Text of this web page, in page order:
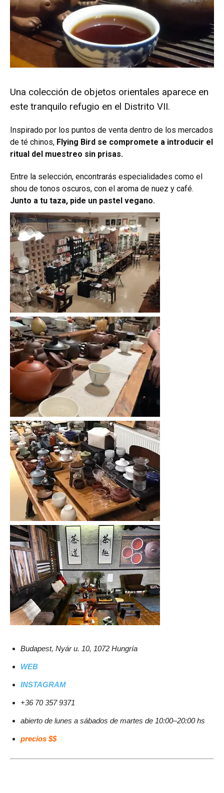
Una colección de objetos orientales aparece en
este tranquilo refugio en el Distrito VII.
Inspirado por los puntos de venta dentro de los mercados
de té chinos, Flying Bird se compromete a introducir el
ritual del muestreo sin prisas.
Entre la selección, encontrarás especialidades como el
shou de tonos oscuros, con el aroma de nuez y café.
Junto a tu taza, pide un pastel vegano.
Budapest, Nyár u. 10, 1072 Hungría
WEB
INSTAGRAM
+36 70 357 9371
abierto de lunes a sábados de martes de 10:00–20:00 hs
precios $$